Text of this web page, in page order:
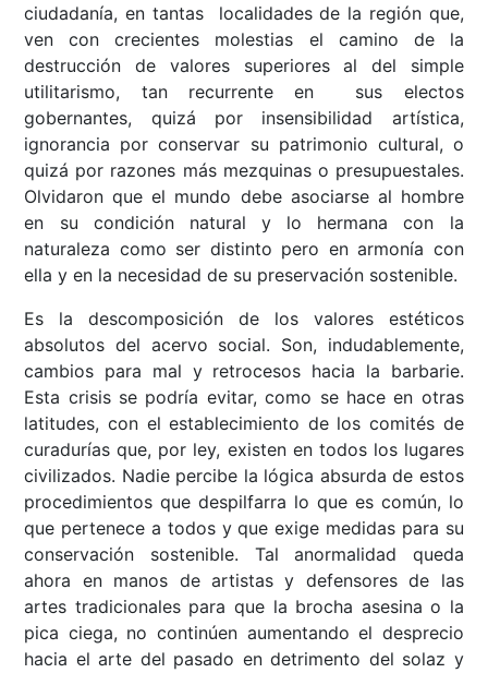
ciudadanía, en tantas localidades de la región que,
ven con crecientes molestias el camino de la
destrucción de valores superiores al del simple
utilitarismo, tan recurrente en sus electos
gobernantes, quizá por insensibilidad artística,
ignorancia por conservar su patrimonio cultural, o
quizá por razones más mezquinas o presupuestales.
Olvidaron que el mundo debe asociarse al hombre
en su condición natural y lo hermana con la
naturaleza como ser distinto pero en armonía con
ella y en la necesidad de su preservación sostenible.
Es la descomposición de los valores estéticos
absolutos del acervo social. Son, indudablemente,
cambios para mal y retrocesos hacia la barbarie.
Esta crisis se podría evitar, como se hace en otras
latitudes, con el establecimiento de los comités de
curadurías que, por ley, existen en todos los lugares
civilizados. Nadie percibe la lógica absurda de estos
procedimientos que despilfarra lo que es común, lo
que pertenece a todos y que exige medidas para su
conservación sostenible. Tal anormalidad queda
ahora en manos de artistas y defensores de las
artes tradicionales para que la brocha asesina o la
pica ciega, no continúen aumentando el desprecio
hacia el arte del pasado en detrimento del solaz y